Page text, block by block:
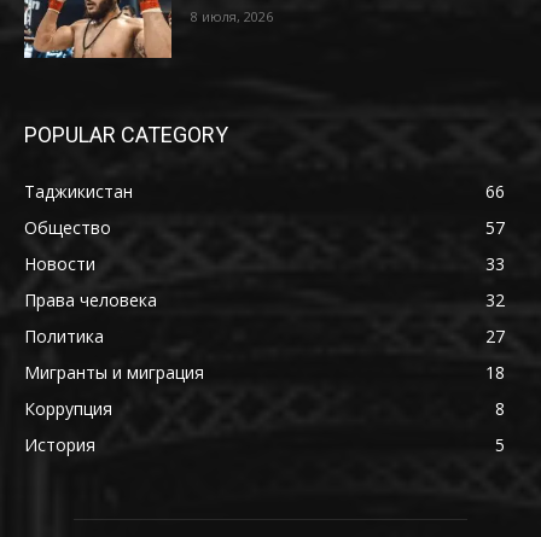
8 июля, 2026
POPULAR CATEGORY
Таджикистан
66
Общество
57
Новости
33
Права человека
32
Политика
27
Мигранты и миграция
18
Коррупция
8
История
5